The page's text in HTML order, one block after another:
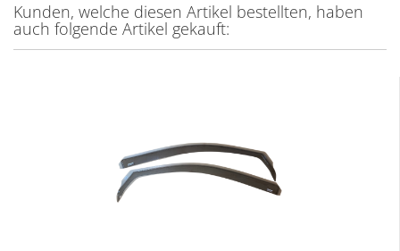
Kunden, welche diesen Artikel bestellten, haben
auch folgende Artikel gekauft: